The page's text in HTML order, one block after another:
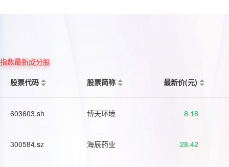
指数最新成分股
股票代码
股票简称 最新价(元)
603603.sh 博天环境 8.18
300584.sz 海辰药业 28.42